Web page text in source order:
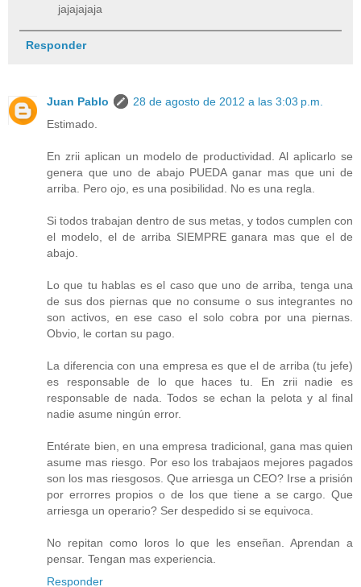
jajajajaja
Responder
Juan Pablo
28 de agosto de 2012 a las 3:03 p.m.
Estimado.
En zrii aplican un modelo de productividad. Al aplicarlo se
genera que uno de abajo PUEDA ganar mas que uni de
arriba. Pero ojo, es una posibilidad. No es una regla.
Si todos trabajan dentro de sus metas, y todos cumplen con
el modelo, el de arriba SIEMPRE ganara mas que el de
abajo.
Lo que tu hablas es el caso que uno de arriba, tenga una
de sus dos piernas que no consume o sus integrantes no
son activos, en ese caso el solo cobra por una piernas.
Obvio, le cortan su pago.
La diferencia con una empresa es que el de arriba (tu jefe)
es responsable de lo que haces tu. En zrii nadie es
responsable de nada. Todos se echan la pelota y al final
nadie asume ningún error.
Entérate bien, en una empresa tradicional, gana mas quien
asume mas riesgo. Por eso los trabajaos mejores pagados
son los mas riesgosos. Que arriesga un CEO? Irse a prisión
por errorres propios o de los que tiene a se cargo. Que
arriesga un operario? Ser despedido si se equivoca.
No repitan como loros lo que les enseñan. Aprendan a
pensar. Tengan mas experiencia.
Responder